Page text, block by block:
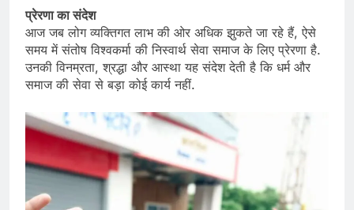
प्रेरणा का संदेश
आज जब लोग व्यक्तिगत लाभ की ओर अधिक झुकते जा रहे हैं, ऐसे
समय में संतोष विश्वकर्मा की निस्वार्थ सेवा समाज के लिए प्रेरणा है.
उनकी विनम्रता, श्रद्धा और आस्था यह संदेश देती है कि धर्म और
समाज की सेवा से बड़ा कोई कार्य नहीं.